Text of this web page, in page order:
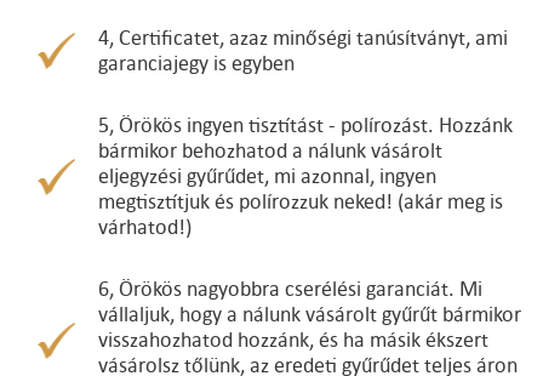
4, Certificatet, azaz minőségi tanúsítványt, ami
garanciajegy is egyben
5, Örökös ingyen tisztítást - polírozást. Hozzánk
bármikor behozhatod a nálunk vásárolt
eljegyzési gyűrűdet, mi azonnal, ingyen
megtisztítjuk és polírozzuk neked! (akár meg is
várhatod!)
6, Örökös nagyobbra cserélési garanciát. Mi
vállaljuk, hogy a nálunk vásárolt gyűrűt bármikor
visszahozhatod hozzánk, és ha másik ékszert
vásárolsz tőlünk, az eredeti gyűrűdet teljes áron